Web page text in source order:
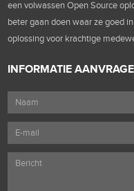
een volwassen Open Source
beter gaan doen waar ze goed
oplossing voor krachtige
INFORMATIE